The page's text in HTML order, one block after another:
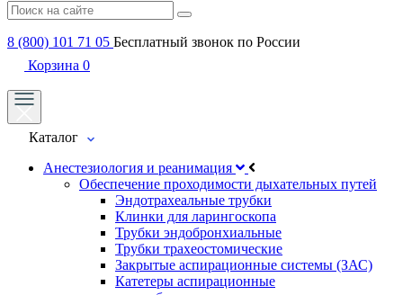
8 (800) 101 71 05 Бесплатный звонок по России
Корзина 0
Каталог
Анестезиология и реанимация
Обеспечение проходимости дыхательных путей
Эндотрахеальные трубки
Клинки для ларингоскопа
Трубки эндобронхиальные
Трубки трахеостомические
Закрытые аспирационные системы (ЗАС)
Катетеры аспирационные